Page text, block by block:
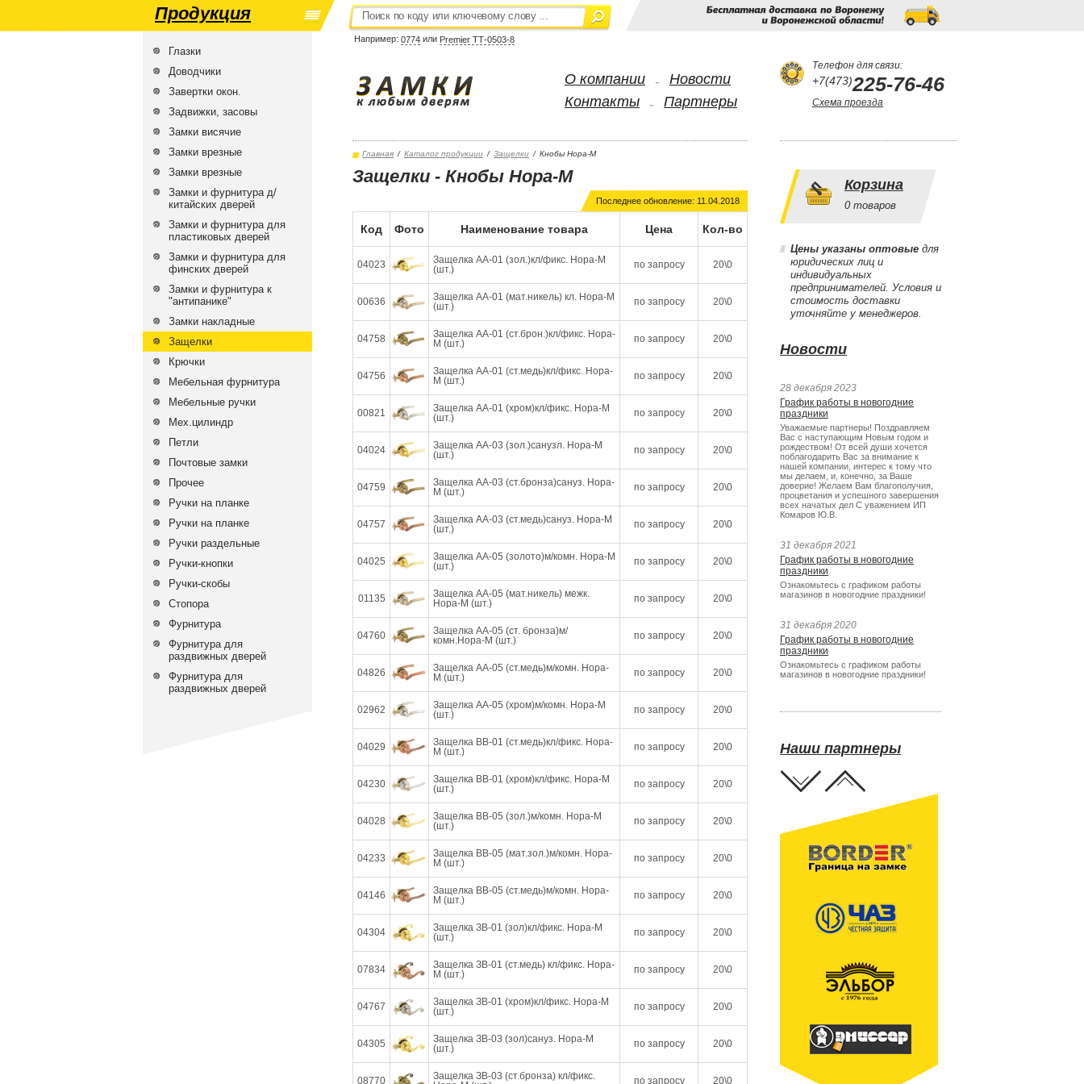
Продукция
Например: 0774 или Premier ТТ-0503-8
Глазки
Доводчики
Завертки окон.
Задвижки, засовы
Замки висячие
Замки врезные
Замки врезные
Замки и фурнитура д/
китайских дверей
Замки и фурнитура для
пластиковых дверей
Замки и фурнитура для
финских дверей
Замки и фурнитура к
"антипанике"
Замки накладные
Защелки
Крючки
Мебельная фурнитура
Мебельные ручки
Мех.цилиндр
Петли
Почтовые замки
Прочее
Ручки на планке
Ручки на планке
Ручки раздельные
Ручки-кнопки
Ручки-скобы
Стопора
Фурнитура
Фурнитура для
раздвижных дверей
Фурнитура для
раздвижных дверей
О компании -
Новости
Контакты
- Партнеры
Главная / Каталог продукции / Защелки / Кнобы Нора-М
Защелки - Кнобы Нора-М
Последнее обновление: 11.04.2018
Код Фото Наименование товара Цена Кол-во
04023
Защелка АА-01 (зол.)кл/фикс. Нора-М
(шт.)
по запросу 20\0
00636
Защелка АА-01 (мат.никель) кл. Нора-М
(шт.)
по запросу 20\0
04758
Защелка АА-01 (ст.брон.)кл/фикс. Нора-
М (шт.)
по запросу 20\0
04756
Защелка АА-01 (ст.медь)кл/фикс. Нора-
М (шт.)
по запросу 20\0
00821
Защелка АА-01 (хром)кл/фикс. Нора-М
(шт.)
по запросу 20\0
04024
Защелка АА-03 (зол.)санузл. Нора-М
(шт.)
по запросу 20\0
04759
Защелка АА-03 (ст.бронза)сануз. Нора-
М (шт.)
по запросу 20\0
04757
Защелка АА-03 (ст.медь)сануз. Нора-М
(шт.)
по запросу 20\0
04025
Защелка АА-05 (золото)м/комн. Нора-М
(шт.)
по запросу 20\0
01135
Защелка АА-05 (мат.никель) межк.
Нора-М (шт.)
по запросу 20\0
04760
Защелка АА-05 (ст. бронза)м/
комн.Нора-М (шт.)
по запросу 20\0
04826
Защелка АА-05 (ст.медь)м/комн. Нора-
М (шт.)
по запросу 20\0
02962
Защелка АА-05 (хром)м/комн. Нора-М
(шт.)
по запросу 20\0
04029
Защелка ВВ-01 (ст.медь)кл/фикс. Нора-
М (шт.)
по запросу 20\0
04230
Защелка ВВ-01 (хром)кл/фикс. Нора-М
(шт.)
по запросу 20\0
04028
Защелка ВВ-05 (зол.)м/комн. Нора-М
(шт.)
по запросу 20\0
04233
Защелка ВВ-05 (мат.зол.)м/комн. Нора-
М (шт.)
по запросу 20\0
04146
Защелка ВВ-05 (ст.медь)м/комн. Нора-
М (шт.)
по запросу 20\0
04304
Защелка ЗВ-01 (зол)кл/фикс. Нора-М
(шт.)
по запросу 20\0
07834
Защелка ЗВ-01 (ст.медь) кл/фикс. Нора-
М (шт.)
по запросу 20\0
04767
Защелка ЗВ-01 (хром)кл/фикс. Нора-М
(шт.)
по запросу 20\0
04305
Защелка ЗВ-03 (зол)сануз. Нора-М
(шт.)
по запросу 20\0
08770
Защелка ЗВ-03 (ст.бронза) кл/фикс.
по запросу 20\0
Телефон для связи:
+7(473)225-76-46
Схема проезда
Корзина
0 товаров
Цены указаны оптовые для
юридических лиц и
индивидуальных
предпринимателей. Условия и
стоимость доставки
уточняйте у менеджеров.
Новости
28 декабря 2023
График работы в новогодние
праздники
Уважаемые партнеры! Поздравляем
Вас с наступающим Новым годом и
рождеством! От всей души хочется
поблагодарить Вас за внимание к
нашей компании, интерес к тому что
мы делаем, и, конечно, за Ваше
доверие! Желаем Вам благополучия,
процветания и успешного завершения
всех начатых дел С уважением ИП
Комаров Ю.В.
31 декабря 2021
График работы в новогодние
праздники
Ознакомьтесь с графиком работы
магазинов в новогодние праздники!
31 декабря 2020
График работы в новогодние
праздники
Ознакомьтесь с графиком работы
магазинов в новогодние праздники!
Наши партнеры